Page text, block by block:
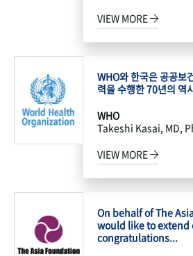
VIEW MORE
WHO와 한국은 공공보
력을 수행한 70년의 역
WHO
Takeshi Kasai, MD,
VIEW MORE
On behalf of The
would like to
congratulations...